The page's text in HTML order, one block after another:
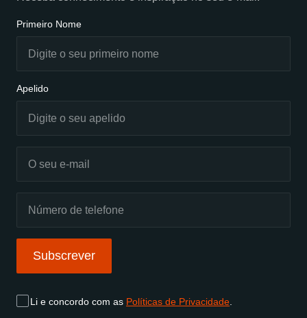
Primeiro Nome
Apelido
Subscrever
Li e concordo com as Políticas de Privacidade.